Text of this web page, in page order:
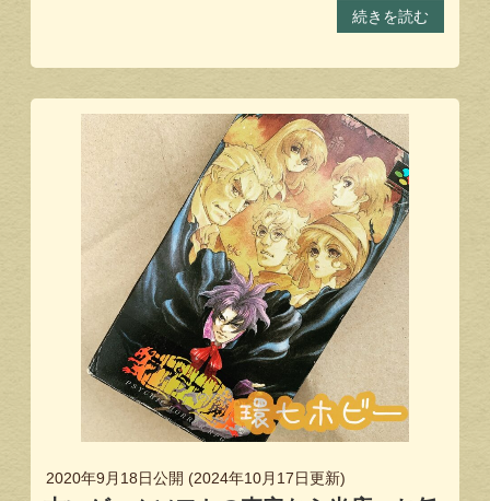
続きを読む
2020年9月18日公開 (2024年10月17日更新)